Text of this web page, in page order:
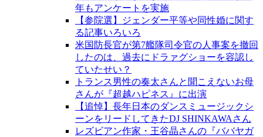
年もアンケートを実施
【参院選】ジェンダー平等や同性婚に関す
る記事いろいろ
米国防長官が第7艦隊司令官の人事案を撤回
したのは、過去にドラァグショーを容認し
ていたせい？
トランス男性の奏太さんと聞こえないお母
さんが『超越ハピネス』に出演
【追悼】長年日本のダンスミュージックシ
ーンをリードしてきたDJ SHINKAWAさん
レズビアン作家・王谷晶さんの『ババヤガ